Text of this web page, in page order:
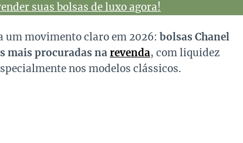
suas bolsas de luxo agora!
um movimento claro em 2026: bolsas Chanel
mais procuradas narevenda, com liquidez
nos modelos clássicos.